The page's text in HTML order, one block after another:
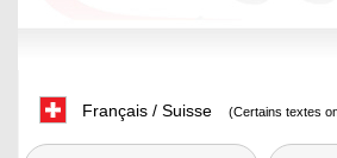
Français / Suisse (Certains textes